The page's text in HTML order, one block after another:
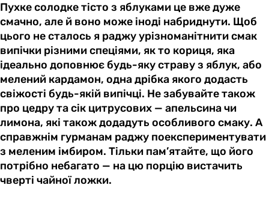
Пухке солодке тісто з яблуками це вже дуже
смачно, але й воно може іноді набриднути. Щоб
цього не сталось я раджу урізноманітнити смак
випічки різними спеціями, як то кориця, яка
ідеально доповнює будь-яку страву з яблук, або
мелений кардамон, одна дрібка якого додасть
свіжості будь-якій випічці. Не забувайте також
про цедру та сік цитрусових — апельсина чи
лимона, які також додадуть особливого смаку. А
справжнім гурманам раджу поекспериментувати
з меленим імбиром. Тільки пам’ятайте, що його
потрібно небагато — на цю порцію вистачить
чверті чайної ложки.